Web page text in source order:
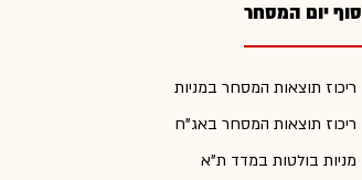
סוף יום המסחר
ריכוז תוצאות המסחר במניות
ריכוז תוצאות המסחר באג"ח
מניות בולטות במדד ת"א